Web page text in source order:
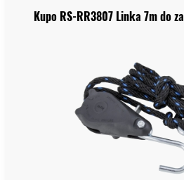
Kupo RS-RR3807 Linka 7m do